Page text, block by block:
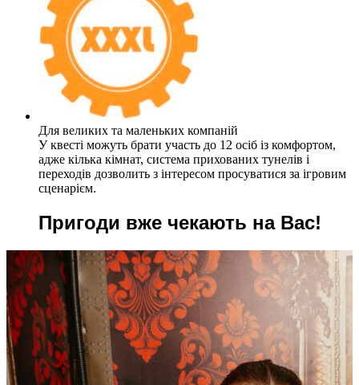
Для великих та маленьких компаній
У квесті можуть брати участь до 12 осіб із комфортом,
адже кілька кімнат, система прихованих тунелів і
переходів дозволить з інтересом просуватися за ігровим
сценарієм.
Пригоди вже чекають на Вас!